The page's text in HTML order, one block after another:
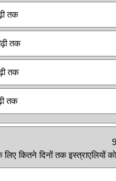
तक
तक
तक
तक
लिए कितने दिनों तक इस्त्राएलियों